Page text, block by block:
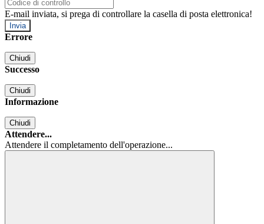
E-mail inviata, si prega di controllare la casella di posta elettronica!
Errore
Chiudi
Successo
Chiudi
Informazione
Chiudi
Attendere...
Attendere il completamento dell'operazione...